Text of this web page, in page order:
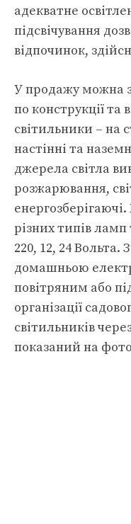
адекватне
підсвічування
відпочинок,
У продажу можна
по конструкції та
світильники – на
настінні та
джерела світла
розжарювання,
різних типів
220, 12, 24 Вольта.
домашньою
повітряним або
організації
світильників
показаний на